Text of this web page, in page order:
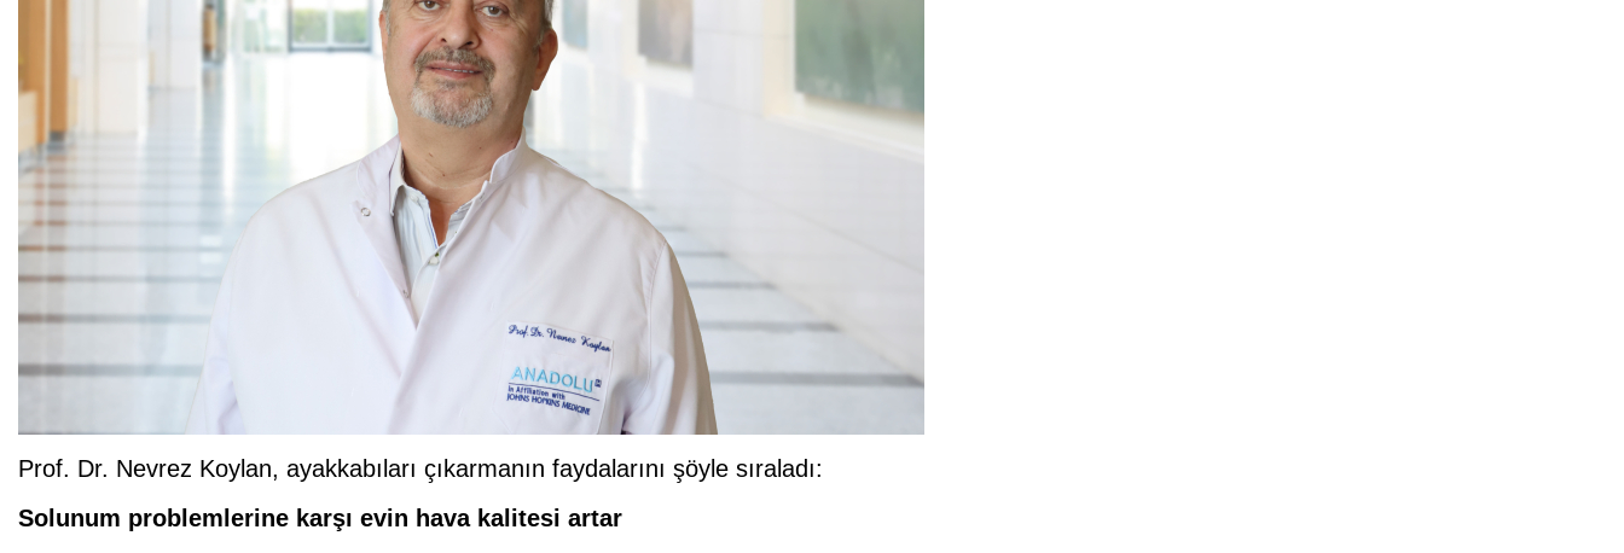
Prof. Dr. Nevrez Koylan, ayakkabıları çıkarmanın faydalarını şöyle sıraladı:
Solunum problemlerine karşı evin hava kalitesi artar